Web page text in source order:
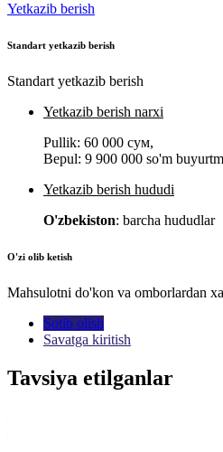
Yetkazib berish
Standart yetkazib berish
Standart yetkazib berish
Yetkazib berish narxi
Pullik: 60 000 сум,
Bepul: 9 900 000 so'm
Yetkazib berish hududi
O'zbekiston: barcha hududlar
O'zi olib ketish
Mahsulotni do'kon va omborlardan
Sotib olish
Savatga kiritish
Tavsiya etilganlar